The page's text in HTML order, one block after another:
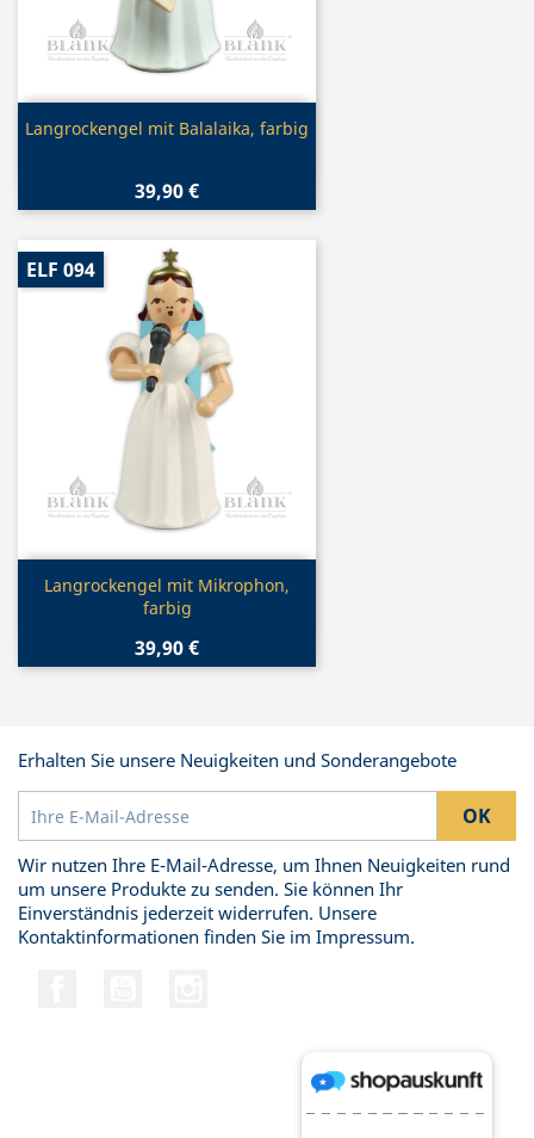
Vorschau
Langrockengel mit Balalaika, farbig
39,90 €
Vorschau
Langrockengel mit Mikrophon,
farbig
39,90 €
ELF 094
Erhalten Sie unsere Neuigkeiten und Sonderangebote
Wir nutzen Ihre E-Mail-Adresse, um Ihnen Neuigkeiten rund
um unsere Produkte zu senden. Sie können Ihr
Einverständnis jederzeit widerrufen. Unsere
Kontaktinformationen finden Sie im Impressum.